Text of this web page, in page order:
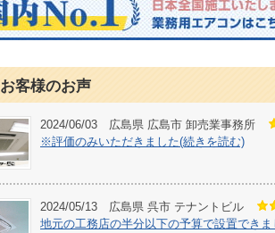
お客様のお声
2024/06/03 広島県 広島市 卸売業事務所
※評価のみいただきました(続きを読む)
2024/05/13 広島県 呉市 テナントビル
地元の工務店の半分以下の予算で設置できま